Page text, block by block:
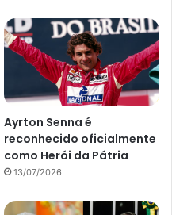
Ayrton Senna é
reconhecido oficialmente
como Herói da Pátria
13/07/2026